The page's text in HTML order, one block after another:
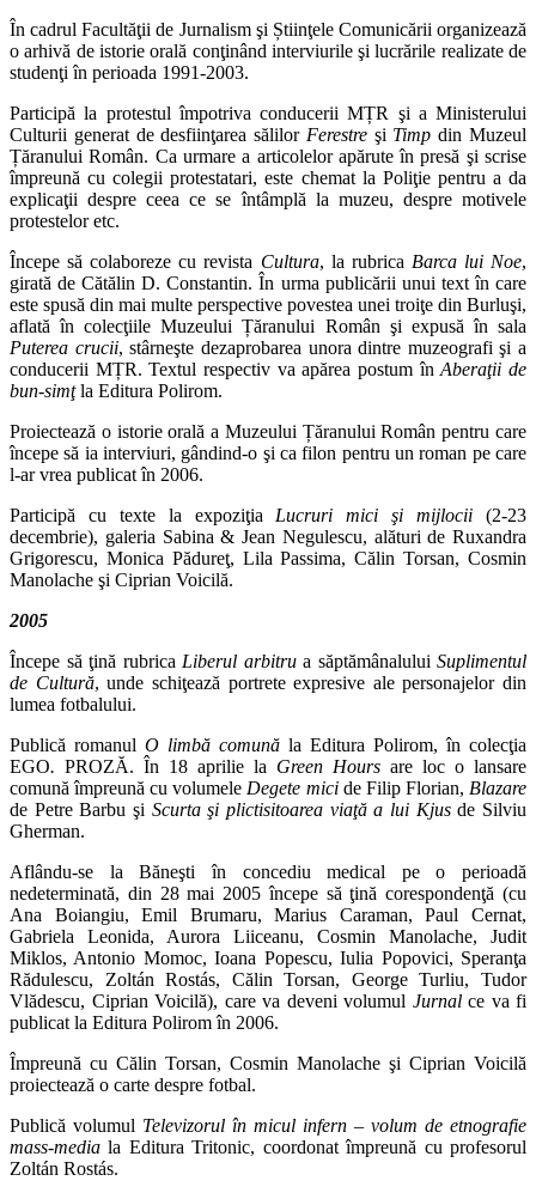
În cadrul Facultăţii de Jurnalism şi Știinţele Comunicării organizează
o arhivă de istorie orală conţinând interviurile şi lucrările realizate de
studenţi în perioada 1991‑2003.
Participă la protestul împotriva conducerii MȚR şi a Ministerului
Culturii generat de desfiinţarea sălilor Ferestre şi Timpdin Muzeul
Țăranului Român. Ca urmare a articolelor apărute în presă şi scrise
împreună cu colegii protestatari, este chemat la Poliţie pentru a da
explicaţii despre ceea ce se întâmplă la muzeu, despre motivele
protestelor etc.
Începe să colaboreze cu revista Cultura, la rubrica Barca lui Noe,
girată de Cătălin D. Constantin. În urma publicării unui text în care
este spusă din mai multe perspective povestea unei troiţe din Burluşi,
aflată în colecţiile Muzeului Țăranului Român şi expusă în sala
Puterea crucii, stârneşte dezaprobarea unora dintre muzeografi şi a
conducerii MȚR. Textul respectiv va apărea postum înAberaţii de
bun‑simţla Editura Polirom.
Proiectează o istorie orală a Muzeului Țăranului Român pentru care
începe să ia interviuri, gândind‑o şi ca filon pentru un roman pe care
l‑ar vrea publicat în 2006.
Participă cu texte la expoziţia Lucruri mici şi mijlocii(2‑23
decembrie), gale­ria Sabina & Jean Negulescu, alături de Ruxandra
Grigorescu, Monica Pădureţ, Lila Passima, Călin Torsan, Cosmin
Manolache şi Ciprian Voicilă.
2005
Începe să ţină rubrica Liberul arbitru a săptămânalului Suplimentul
de Cultură, unde schiţează portrete expresive ale personajelor din
lumea fotbalului.
Publică romanul O limbă comună la Editura Polirom, în colecţia
EGO. PROZĂ. În 18 aprilie la Green Hours are loc o lansare
comună împreună cu volumele Degete mici de Filip Florian, Blazare
de Petre Barbu şi Scurta şi plicti­sitoarea viaţă a lui Kjusde Silviu
Gherman.
Aflându‑se la Băneşti în concediu medical pe o perioadă
nedeterminată, din 28 mai 2005 începe să ţină corespondenţă (cu
Ana Boiangiu, Emil Brumaru, Marius Caraman, Paul Cernat,
Gabriela Leonida, Aurora Liiceanu, Cosmin Manolache, Judit
Miklos, Antonio Momoc, Ioana Popescu, Iulia Popovici, Speranţa
Rădulescu, Zoltán Rostás, Călin Torsan, George Turliu, Tudor
Vlădescu, Ciprian Voicilă), care va deveni volumul Jurnal ce va fi
publicat la Editura Polirom în 2006.
Împreună cu Călin Torsan, Cosmin Manolache şi Ciprian Voicilă
proiec­tează o carte despre fotbal.
Publică volumul Televizorul în micul infern – volum de etnografie
mass‑mediala Editura Tritonic, coordonat împreună cu profesorul
Zoltán Rostás.